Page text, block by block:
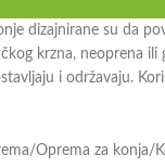
dizajnirane su da
krzna, neoprena
i održavaju.
/Oprema za konja/